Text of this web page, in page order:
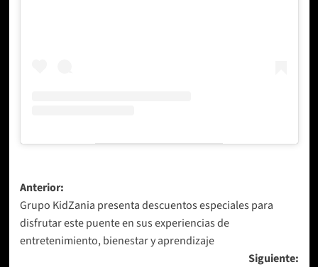
Navegación
de
entradas
Anterior:
Grupo KidZania presenta descuentos especiales para
disfrutar este puente en sus experiencias de
entretenimiento, bienestar y aprendizaje
Siguiente: